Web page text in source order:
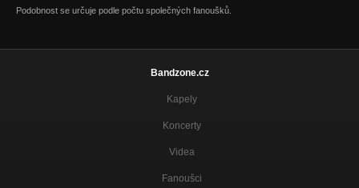
Podobnost se určuje podle počtu společných fanoušků.
Bandzone.cz
Kapely
Koncerty
Videa
Fanoušci